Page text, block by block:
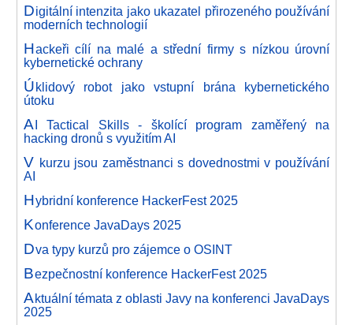
Digitální intenzita jako ukazatel přirozeného používání
moderních technologií
Hackeři cílí na malé a střední firmy s nízkou úrovní
kybernetické ochrany
Úklidový robot jako vstupní brána kybernetického
útoku
AI Tactical Skills - školící program zaměřený na
hacking dronů s využitím AI
V kurzu jsou zaměstnanci s dovednostmi v používání
AI
Hybridní konference HackerFest 2025
Konference JavaDays 2025
Dva typy kurzů pro zájemce o OSINT
Bezpečnostní konference HackerFest 2025
Aktuální témata z oblasti Javy na konferenci JavaDays
2025